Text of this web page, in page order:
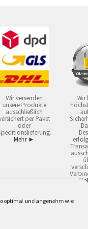
optimal und angenehm wie
Wir versenden
unsere Produkte
ausschließlich
per Paket
oder
Mehr ►
Wir
ausgenommen. Unsere